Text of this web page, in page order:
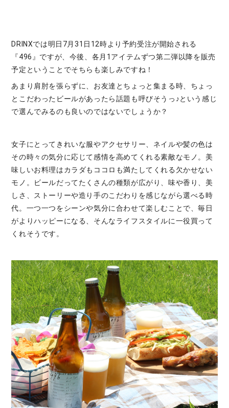
DRINXでは明日7月31日12時より予約受注が開始される
『496』ですが、今後、各月1アイテムずつ第二弾以降を販売
予定ということでそちらも楽しみですね！
あまり肩肘を張らずに、お友達とちょっと集まる時、ちょっ
とこだわったビールがあったら話題も呼びそうっ♪という感じ
で選んでみるのも良いのではないでしょうか？
女子にとってきれいな服やアクセサリー、ネイルや髪の色は
その時々の気分に応じて感情を高めてくれる素敵なモノ。美
味しいお料理はカラダもココロも満たしてくれる欠かせない
モノ。ビールだってたくさんの種類が広がり、味や香り、美
しさ、ストーリーや造り手のこだわりを感じながら選べる時
代。一つ一つをシーンや気分に合わせて楽しむことで、毎日
がよりハッピーになる、そんなライフスタイルに一役買って
くれそうです。